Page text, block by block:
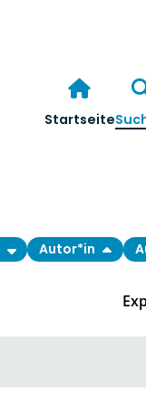
Startseite
Autor*in